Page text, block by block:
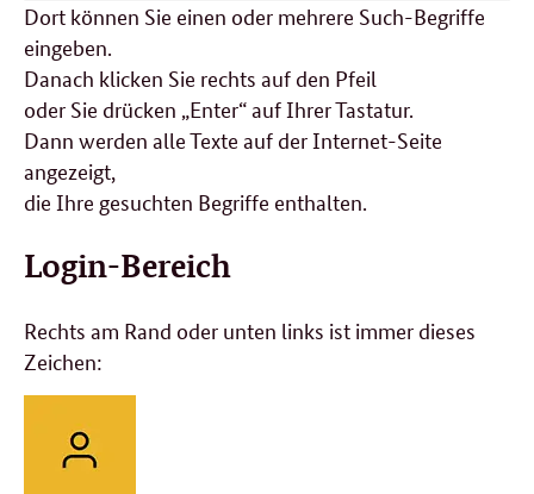
Dort können Sie einen oder mehrere Such-Begriffe
eingeben.
Danach klicken Sie rechts auf den Pfeil
oder Sie drücken „Enter“ auf Ihrer Tastatur.
Dann werden alle Texte auf der Internet-Seite
angezeigt,
die Ihre gesuchten Begriffe enthalten.
Login-Bereich
Rechts am Rand oder unten links ist immer dieses
Zeichen: